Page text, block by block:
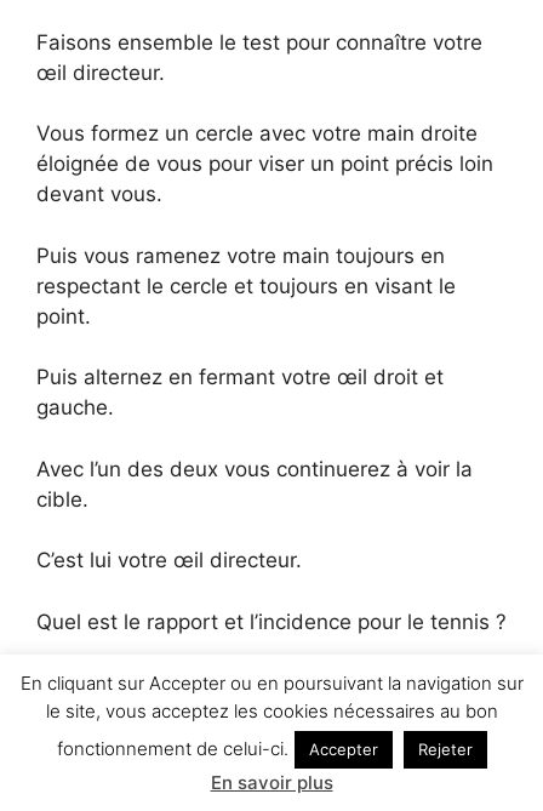
Faisons ensemble le test pour connaître votre
œil directeur.
Vous formez un cercle avec votre main droite
éloignée de vous pour viser un point précis loin
devant vous.
Puis vous ramenez votre main toujours en
respectant le cercle et toujours en visant le
point.
Puis alternez en fermant votre œil droit et
gauche.
Avec l’un des deux vous continuerez à voir la
cible.
C’est lui votre œil directeur.
Quel est le rapport et l’incidence pour le tennis ?
J’y viens avec l’exemple du service.
Un joueur qui lance sa balle systématiquement
trop à gauche, avec pour conséquence une
En cliquant sur Accepter ou en poursuivant la navigation sur
le site, vous acceptez les cookies nécessaires au bon
fonctionnement de celui-ci.
Accepter Rejeter
En savoir plus